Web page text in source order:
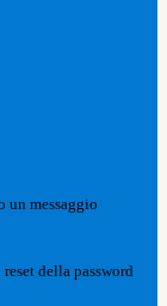
un messaggio
della password